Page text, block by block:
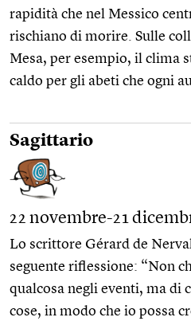
rapidità che nel Messico
rischiano di morire. Sulle
Mesa, per esempio, il clima
caldo per gli abeti che ogni
Sagittario
22 novembre-21
Lo scrittore Gérard de
seguente riflessione: “Non
qualcosa negli eventi, ma di
cose, in modo che io possa